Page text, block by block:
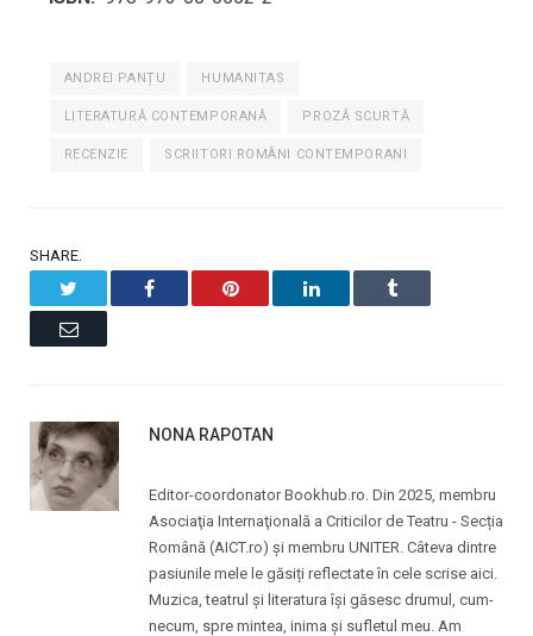
ANDREI PANȚU HUMANITAS
LITERATURĂ CONTEMPORANĂ PROZĂ SCURTĂ
RECENZIE SCRIITORI ROMÂNI CONTEMPORANI
SHARE.
Facebook Pinterest LinkedIn Tumblr
Email
NONA RAPOTAN
Editor-coordonator Bookhub.ro. Din 2025, membru
Asociaţia Internaţională a Criticilor de Teatru - Secția
Română (AICT.ro) și membru UNITER. Câteva dintre
pasiunile mele le găsiți reflectate în cele scrise aici.
Muzica, teatrul și literatura își găsesc drumul, cum-
necum, spre mintea, inima și sufletul meu. Am